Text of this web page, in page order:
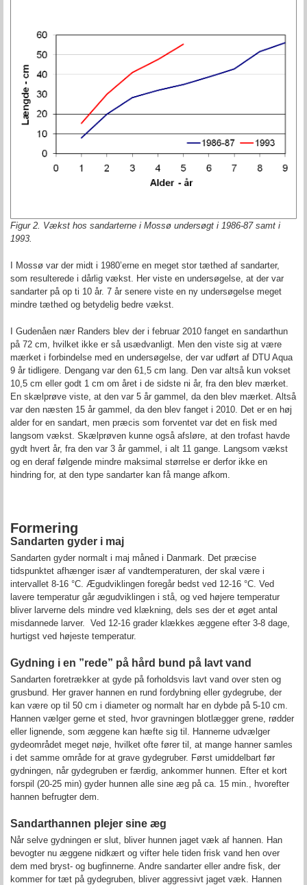
Figur 2. Vækst hos sandarterne i Mossø undersøgt i 1986-87 samt i
1993.
I Mossø var der midt i 1980’erne en meget stor tæthed af sandarter,
som resulterede i dårlig vækst. Her viste en undersøgelse, at der var
sandarter på op ti 10 år. 7 år senere viste en ny undersøgelse meget
mindre tæthed og betydelig bedre vækst.
I Gudenåen nær Randers blev der i februar 2010 fanget en sandarthun
på 72 cm, hvilket ikke er så usædvanligt. Men den viste sig at være
mærket i forbindelse med en undersøgelse, der var udført af DTU Aqua
9 år tidligere. Dengang var den 61,5 cm lang. Den var altså kun vokset
10,5 cm eller godt 1 cm om året i de sidste ni år, fra den blev mærket.
En skælprøve viste, at den var 5 år gammel, da den blev mærket. Altså
var den næsten 15 år gammel, da den blev fanget i 2010. Det er en høj
alder for en sandart, men præcis som forventet var det en fisk med
langsom vækst. Skælprøven kunne også afsløre, at den trofast havde
gydt hvert år, fra den var 3 år gammel, i alt 11 gange. Langsom vækst
og en deraf følgende mindre maksimal størrelse er derfor ikke en
hindring for, at den type sandarter kan få mange afkom.
Formering
Sandarten gyder i maj
Sandarten gyder normalt i maj måned i Danmark. Det præcise
tidspunktet afhænger især af vandtemperaturen, der skal være i
intervallet 8-16 °C. Ægudviklingen foregår bedst ved 12-16 °C. Ved
lavere temperatur går ægudviklingen i stå, og ved højere temperatur
bliver larverne dels mindre ved klækning, dels ses der et øget antal
misdannede larver. Ved 12-16 grader klækkes æggene efter 3-8 dage,
hurtigst ved højeste temperatur.
Gydning i en ”rede” på hård bund på lavt vand
Sandarten foretrækker at gyde på forholdsvis lavt vand over sten og
grusbund. Her graver hannen en rund fordybning eller gydegrube, der
kan være op til 50 cm i diameter og normalt har en dybde på 5-10 cm.
Hannen vælger gerne et sted, hvor gravningen blotlægger grene, rødder
eller lignende, som æggene kan hæfte sig til. Hannerne udvælger
gydeområdet meget nøje, hvilket ofte fører til, at mange hanner samles
i det samme område for at grave gydegruber. Først umiddelbart før
gydningen, når gydegruben er færdig, ankommer hunnen. Efter et kort
forspil (20-25 min) gyder hunnen alle sine æg på ca. 15 min., hvorefter
hannen befrugter dem.
Sandarthannen plejer sine æg
Når selve gydningen er slut, bliver hunnen jaget væk af hannen. Han
bevogter nu æggene nidkært og vifter hele tiden frisk vand hen over
dem med bryst- og bugfinnerne. Andre sandarter eller andre fisk, der
kommer for tæt på gydegruben, bliver aggressivt jaget væk. Hannen